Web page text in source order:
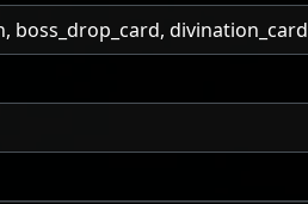
boss_drop_card, divination_card